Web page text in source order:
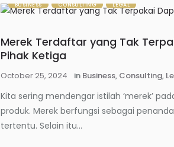
BUSINESS CONSULTING LEGAL
Merek Terdaftar yang Tak
Pihak Ketiga
October 25, 2024 in Business, Consulting,
Kita sering mendengar istilah ‘merek’
produk. Merek berfungsi sebagai
tertentu. Selain itu...